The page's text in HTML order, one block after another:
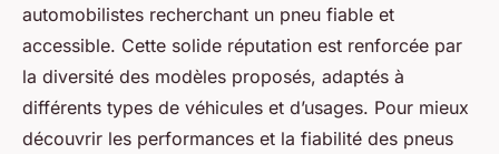
automobilistes recherchant un pneu fiable et
accessible. Cette solide réputation est renforcée par
la diversité des modèles proposés, adaptés à
différents types de véhicules et d’usages. Pour mieux
découvrir les performances et la fiabilité des pneus